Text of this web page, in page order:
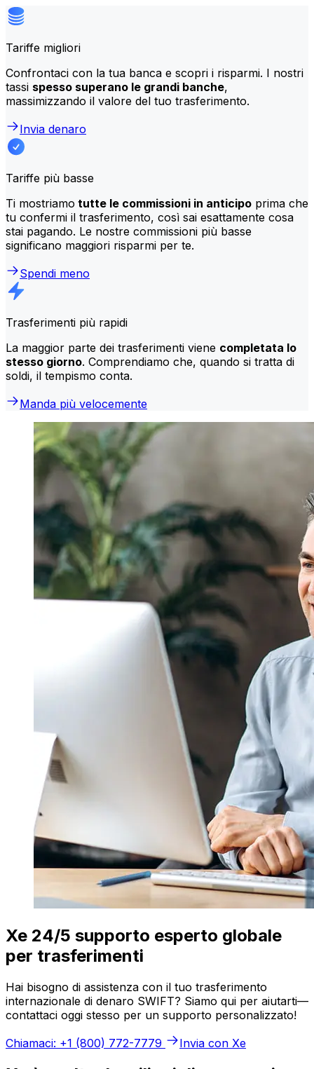
Tariffe migliori
Confrontaci con la tua banca e scopri i risparmi. I nostri
tassi spesso superano le grandi banche,
massimizzando il valore del tuo trasferimento.
Invia denaro
Tariffe più basse
Ti mostriamo tutte le commissioni in anticipo prima che
tu confermi il trasferimento, così sai esattamente cosa
stai pagando. Le nostre commissioni più basse
significano maggiori risparmi per te.
Spendi meno
Trasferimenti più rapidi
La maggior parte dei trasferimenti viene completata lo
stesso giorno. Comprendiamo che, quando si tratta di
soldi, il tempismo conta.
Manda più velocemente
Xe 24/5 supporto esperto globale
per trasferimenti
Hai bisogno di assistenza con il tuo trasferimento
internazionale di denaro SWIFT? Siamo qui per aiutarti—
contattaci oggi stesso per un supporto personalizzato!
Chiamaci: +1 (800) 772-7779
Invia con Xe